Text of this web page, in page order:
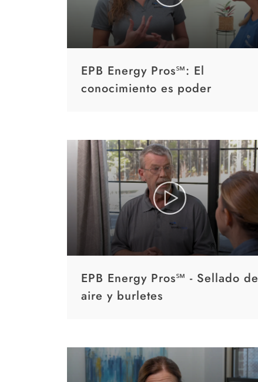
EPB Energy Pros℠: El
conocimiento es poder
EPB Energy Pros℠ - Sellado de
aire y burletes